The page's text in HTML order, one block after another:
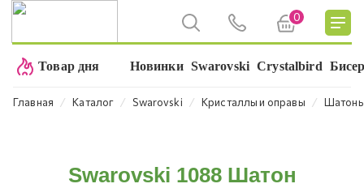
0
Товар дня Новинки Swarovski Crystalbird
Главная ⁄ Каталог ⁄ Swarovski ⁄ Кристаллы и оправы ⁄
Swarovski 1088 Шатон